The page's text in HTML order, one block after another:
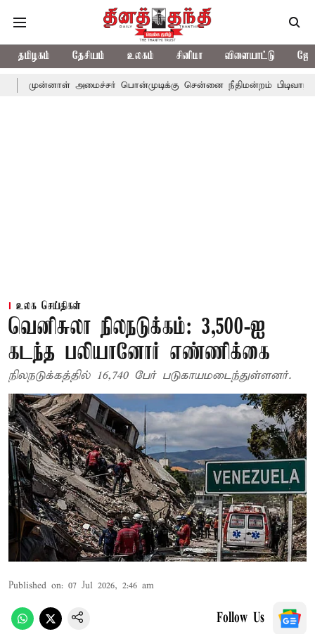
தமிழகம் தேசியம் உலகம் சினிமா விளையாட்டு
அமைச்சர் பொன்முடிக்கு சென்னை நீதிமன்றம் பிடிவாராண்ட்
உலக செய்திகள்
வெனிசுலா நிலநடுக்கம்: 3,500-ஐ
கடந்த பலியானோர் எண்ணிக்கை
நிலநடுக்கத்தில் 16,740 பேர் படுகாயமடைந்துள்ளனர்.
Published on: 07 Jul 2026, 2:46 am
Follow Us